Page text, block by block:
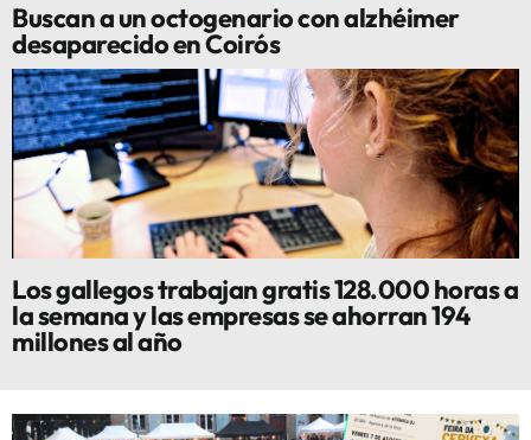
Buscan a un octogenario con alzhéimer
desaparecido en Coirós
Los gallegos trabajan gratis 128.000 horas a
la semana y las empresas se ahorran 194
millones al año